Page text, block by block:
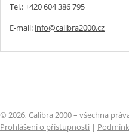
Tel.: +420 604 386 795
E-mail: info@calibra2000.cz
© 2026, Calibra 2000 – všechna
Prohlášení o přístupnosti |